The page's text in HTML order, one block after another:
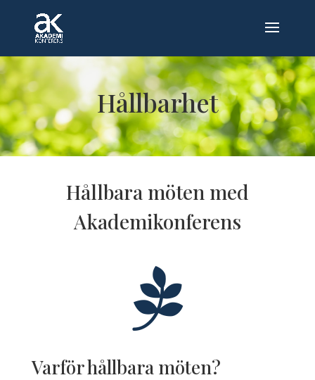
Hållbarhet
Hållbara möten med
Akademikonferens

Varför hållbara möten?